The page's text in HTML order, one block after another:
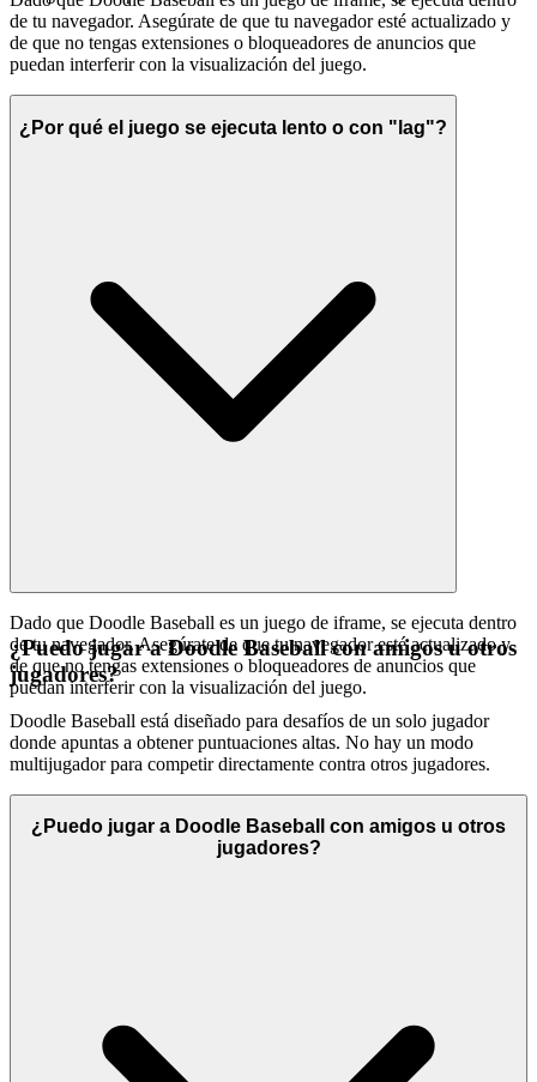
de tu navegador. Asegúrate de que tu navegador esté actualizado y
de que no tengas extensiones o bloqueadores de anuncios que
puedan interferir con la visualización del juego.
¿Por qué el juego se ejecuta lento o con "lag"?
Dado que Doodle Baseball es un juego de iframe, se ejecuta dentro
de tu navegador. Asegúrate de que tu navegador esté actualizado y
de que no tengas extensiones o bloqueadores de anuncios que
puedan interferir con la visualización del juego.
¿Puedo jugar a Doodle Baseball con amigos u otros
jugadores?
Doodle Baseball está diseñado para desafíos de un solo jugador
donde apuntas a obtener puntuaciones altas. No hay un modo
multijugador para competir directamente contra otros jugadores.
¿Puedo jugar a Doodle Baseball con amigos u otros
jugadores?